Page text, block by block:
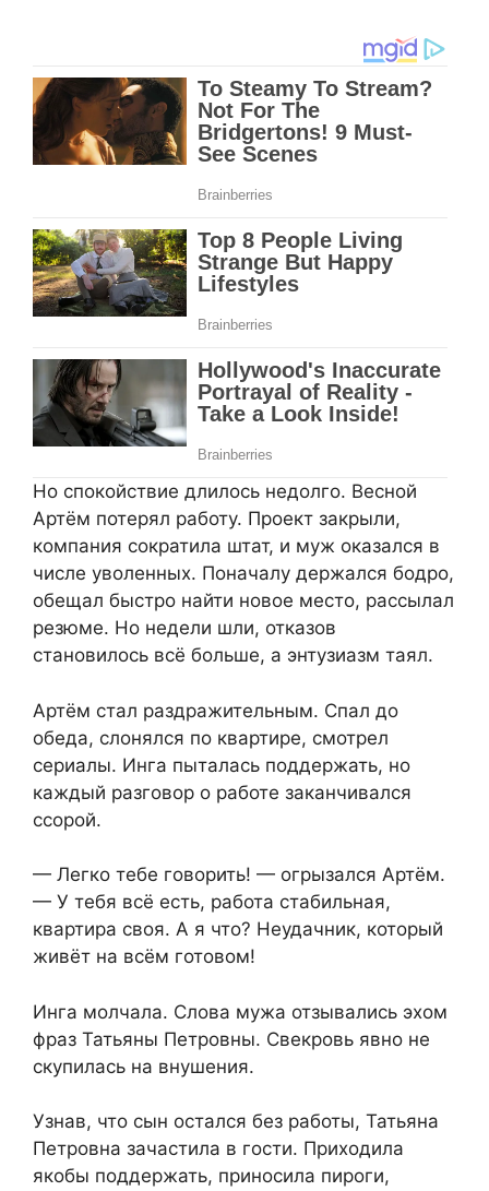
Но спокойствие длилось недолго. Весной
Артём потерял работу. Проект закрыли,
компания сократила штат, и муж оказался в
числе уволенных. Поначалу держался бодро,
обещал быстро найти новое место, рассылал
резюме. Но недели шли, отказов
становилось всё больше, а энтузиазм таял.
Артём стал раздражительным. Спал до
обеда, слонялся по квартире, смотрел
сериалы. Инга пыталась поддержать, но
каждый разговор о работе заканчивался
ссорой.
— Легко тебе говорить! — огрызался Артём.
— У тебя всё есть, работа стабильная,
квартира своя. А я что? Неудачник, который
живёт на всём готовом!
Инга молчала. Слова мужа отзывались эхом
фраз Татьяны Петровны. Свекровь явно не
скупилась на внушения.
Узнав, что сын остался без работы, Татьяна
Петровна зачастила в гости. Приходила
якобы поддержать, приносила пироги,